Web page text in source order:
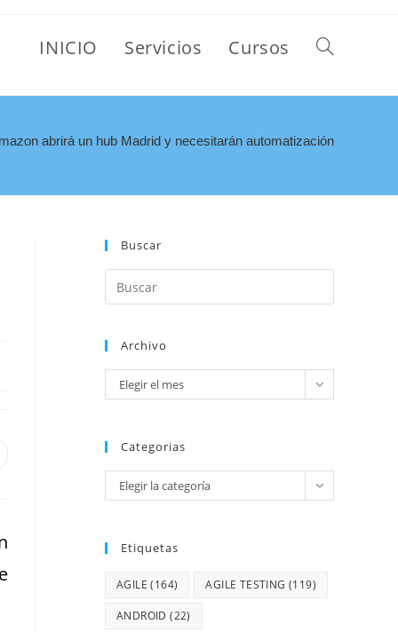
INICIO Servicios Cursos
abrirá un hub Madrid y necesitarán automatización
Buscar
Archivo
Elegir el mes
Categorias
Elegir la categoría
Etiquetas
AGILE (164) AGILE TESTING (119)
ANDROID (22)